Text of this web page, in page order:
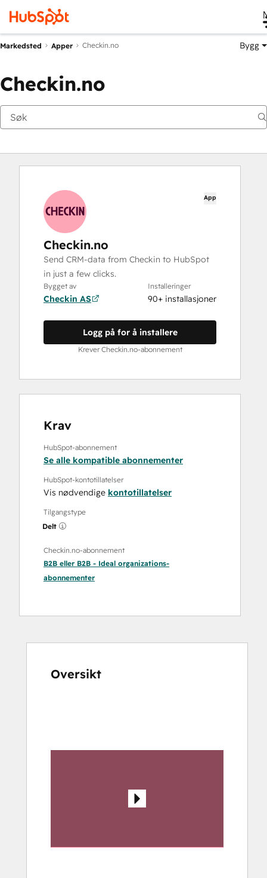
Markedsted Apper Checkin.no Bygg
Checkin.no
App
Checkin.no
Send CRM-data from Checkin to HubSpot
in just a few clicks.
Bygget av
Checkin AS
Installeringer
90+ installasjoner
Logg på for å installere
Krever Checkin.no-abonnement
Krav
HubSpot-abonnement
Se alle kompatible abonnementer
HubSpot-kontotillatelser
Vis nødvendige kontotillatelser
Tilgangstype
Delt
Checkin.no-abonnement
B2B eller B2B - Ideal organizations-
abonnementer
Oversikt